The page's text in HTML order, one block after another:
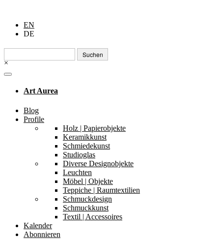
EN
DE
Suchen
nach:
×
Art Aurea
Blog
Profile
Holz | Papierobjekte
Keramikkunst
Schmiedekunst
Studioglas
Diverse Designobjekte
Leuchten
Möbel | Objekte
Teppiche | Raumtextilien
Schmuckdesign
Schmuckkunst
Textil | Accessoires
Kalender
Abonnieren